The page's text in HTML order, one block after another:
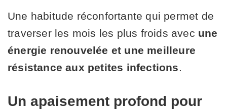
Une habitude réconfortante qui permet de
traverser les mois les plus froids avec une
énergie renouvelée et une meilleure
résistance aux petites infections.
Un apaisement profond pour